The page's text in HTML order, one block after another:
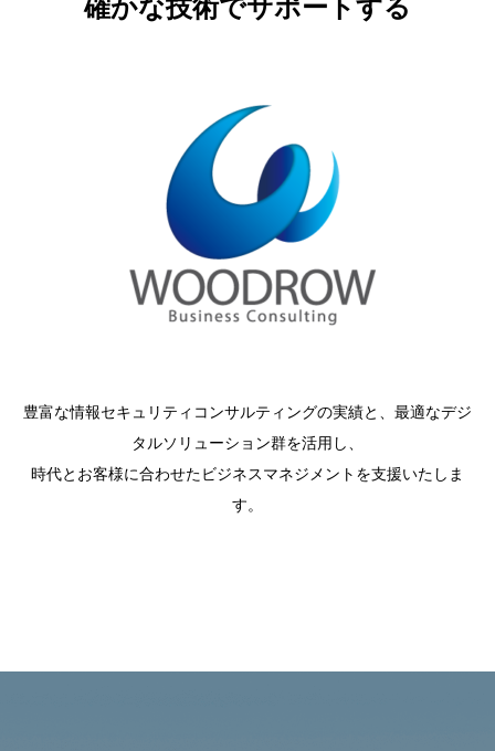
確かな技術でサポートする
豊富な情報セキュリティコンサルティングの実績と、最適なデジ
タルソリューション群を活用し、
時代とお客様に合わせたビジネスマネジメントを支援いたしま
す。